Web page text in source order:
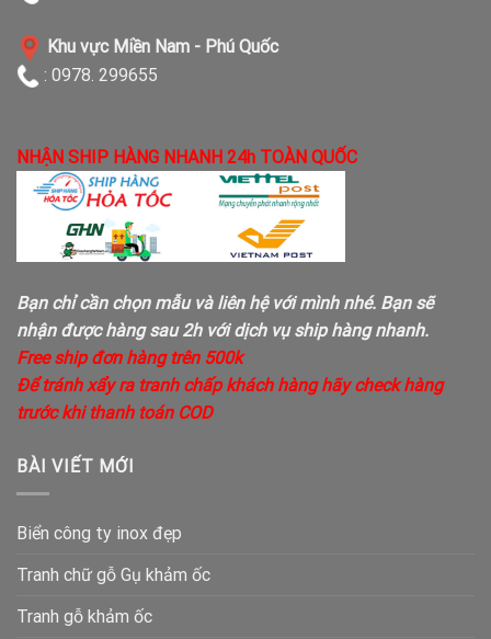
Khu vực Miền Nam - Phú Quốc
: 0978. 299655
NHẬN SHIP HÀNG NHANH 24h TOÀN QUỐC
Bạn chỉ cần chọn mẫu và liên hệ với mình nhé. Bạn sẽ
nhận được hàng sau 2h với dịch vụ ship hàng nhanh.
Free ship đơn hàng trên 500k
Để tránh xẩy ra tranh chấp khách hàng hãy check hàng
trước khi thanh toán COD
BÀI VIẾT MỚI
Biển công ty inox đẹp
Tranh chữ gỗ Gụ khảm ốc
Tranh gỗ khảm ốc